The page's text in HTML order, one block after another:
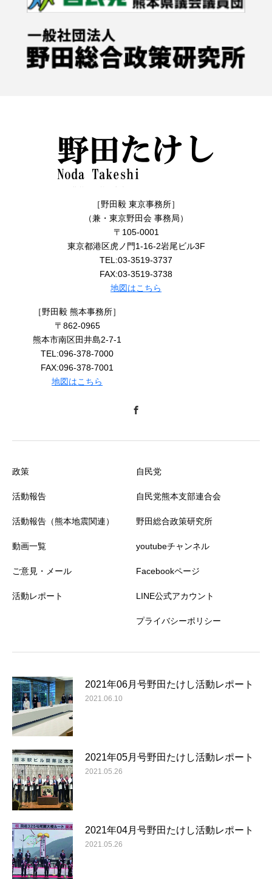
［野田毅 東京事務所］
（兼・東京野田会 事務局）
〒105-0001
東京都港区虎ノ門1-16-2岩尾ビル3F
TEL:03-3519-3737
FAX:03-3519-3738
地図はこちら
［野田毅 熊本事務所］
〒862-0965
熊本市南区田井島2-7-1
TEL:096-378-7000
FAX:096-378-7001
地図はこちら
政策
活動報告
活動報告（熊本地震関連）
動画一覧
ご意見・メール
活動レポート
自民党
自民党熊本支部連合会
野田総合政策研究所
youtubeチャンネル
Facebookページ
LINE公式アカウント
プライバシーポリシー
2021年06月号野田たけし活動レポート
2021.06.10
2021年05月号野田たけし活動レポート
2021.05.26
2021年04月号野田たけし活動レポート
2021.05.26